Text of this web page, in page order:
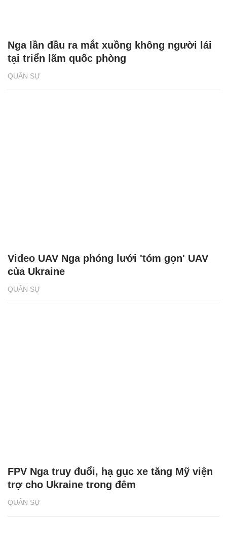
QUÂN SỰ
Nga lần đầu ra mắt xuồng không người lái
tại triển lãm quốc phòng
QUÂN SỰ
Video UAV Nga phóng lưới 'tóm gọn' UAV
của Ukraine
QUÂN SỰ
FPV Nga truy đuổi, hạ gục xe tăng Mỹ viện
trợ cho Ukraine trong đêm